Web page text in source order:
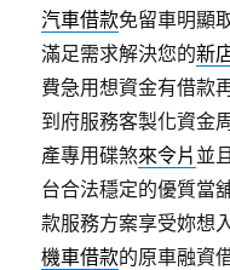
汽車借款免留車明顯
滿足需求解決您的新
費急用想資金有借款
到府服務客製化資金
產專用碟煞來令片 並
台合法穩定的優質當
款服務方案享受妳想
機車借款的原車融資